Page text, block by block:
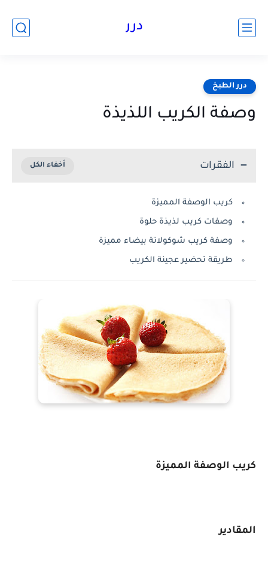
درر
درر الطبخ
وصفة الكريب اللذيذة
الفقرات
كريب الوصفة المميزة
وصفات كريب لذيذة حلوة
وصفة كريب شوكولاتة بيضاء مميزة
طريقة تحضير عجينة الكريب
كريب الوصفة المميزة
المقادير